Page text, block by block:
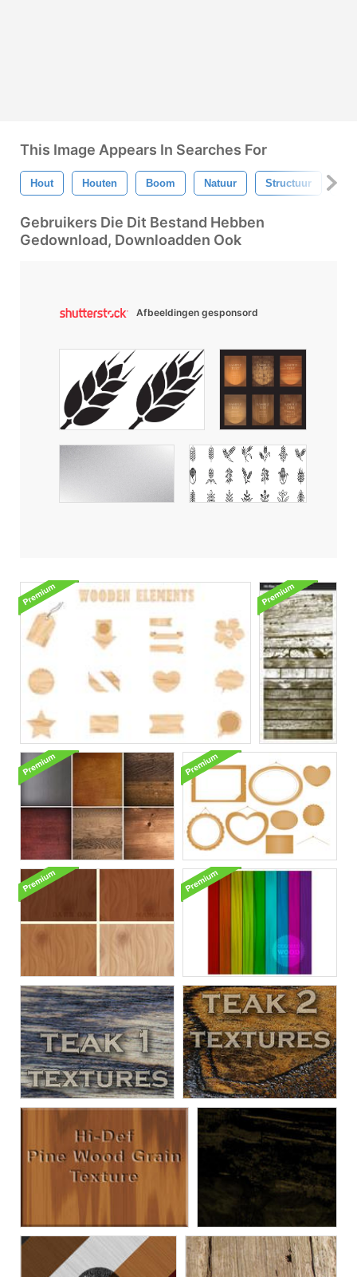
This Image Appears In Searches For
Hout Houten Boom Natuur Structuur
Gebruikers Die Dit Bestand Hebben
Gedownload, Downloadden Ook
Afbeeldingen gesponsord